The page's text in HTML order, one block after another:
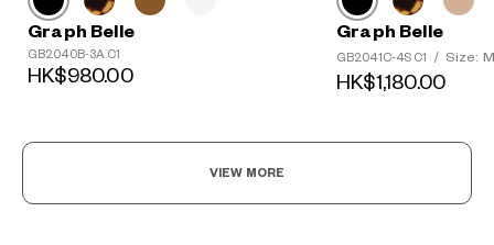
Graph Belle
GB2040B-3A C1
HK$980.00
Graph Belle
GB2041C-4S C1 / Size: M
HK$1,180.00
VIEW MORE